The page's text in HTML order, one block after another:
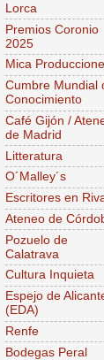
Lorca
Premios Coronio
2025
Mica
Cumbre Mundial
Conocimiento
Café Gijón /
de Madrid
Litteratura
O´Malley´s
Escritores en
Ateneo de
Pozuelo de
Calatrava
Cultura Inquieta
Espejo de
(EDA)
Renfe
Bodegas Peral